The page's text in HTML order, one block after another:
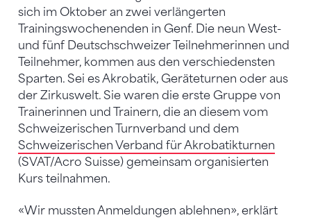
sich im Oktober an zwei verlängerten
Trainingswochenenden in Genf. Die neun West-
und fünf Deutschschweizer Teilnehmerinnen und
Teilnehmer, kommen aus den verschiedensten
Sparten. Sei es Akrobatik, Geräteturnen oder aus
der Zirkuswelt. Sie waren die erste Gruppe von
Trainerinnen und Trainern, die an diesem vom
Schweizerischen Turnverband und dem
Schweizerischen Verband für Akrobatikturnen
(SVAT/Acro Suisse) gemeinsam organisierten
Kurs teilnahmen.
«Wir mussten Anmeldungen ablehnen», erklärt